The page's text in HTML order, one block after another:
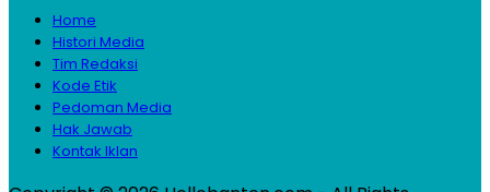
Home
Histori Media
Tim Redaksi
Kode Etik
Pedoman Media
Hak Jawab
Kontak Iklan